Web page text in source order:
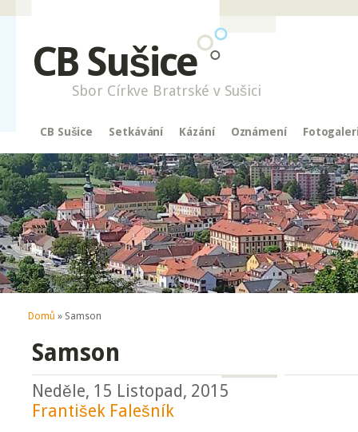
CB Sušice
Sbor Církve Bratrské v Sušici
CB Sušice Setkávání Kázání Oznámení
Jste zde
Domů » Samson
Samson
Neděle, 15 Listopad, 2015
František Falešník